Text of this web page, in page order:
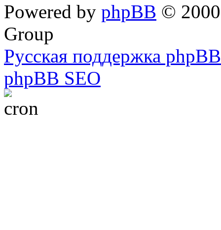
Powered by phpBB ©
Group
Русская поддержка phpBB
phpBB SEO